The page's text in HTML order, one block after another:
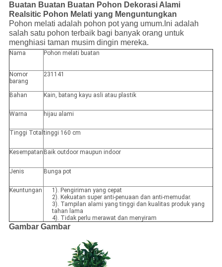
Buatan Buatan Buatan Pohon Dekorasi Alami
Realsitic Pohon Melati yang Menguntungkan
Pohon melati adalah pohon pot yang umum.Ini adalah
salah satu pohon terbaik bagi banyak orang untuk
menghiasi taman musim dingin mereka.
Nama Pohon melati buatan
Nomor
barang
231141
Bahan Kain, batang kayu asli atau plastik
Warna hijau alami
Tinggi Total tinggi 160 cm
Kesempatan Baik outdoor maupun indoor
Jenis Bunga pot
Keuntungan
1). Pengiriman yang cepat
2). Kekuatan super anti-penuaan dan anti-memudar.
3). Tampilan alami yang tinggi dan kualitas produk yang
tahan lama
4). Tidak perlu merawat dan menyiram
Gambar Gambar